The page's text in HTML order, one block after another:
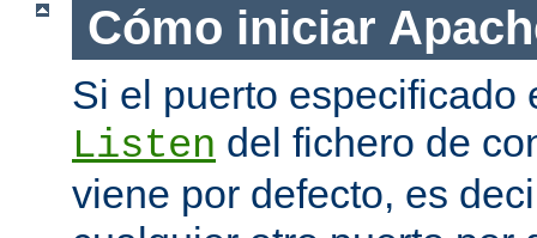
Cómo iniciar
Si el puerto especificado
Listen del fichero de
viene por defecto, es